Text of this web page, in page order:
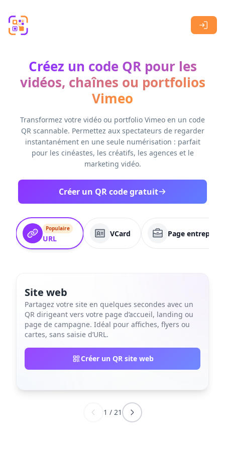
Créez un code QR pour les
vidéos, chaînes ou portfolios
Vimeo
Transformez votre vidéo ou portfolio Vimeo en un code
QR scannable. Permettez aux spectateurs de regarder
instantanément en une seule numérisation : parfait
pour les cinéastes, les créatifs, les agences et le
marketing vidéo.
Créer un QR code gratuit
Populaire
URL
VCard Page entreprise
Site web
Partagez votre site en quelques secondes avec un
QR dirigeant vers votre page d’accueil, landing ou
page de campagne. Idéal pour affiches, flyers ou
cartes, sans saisie d’URL.
Créer un QR site web
1 / 21